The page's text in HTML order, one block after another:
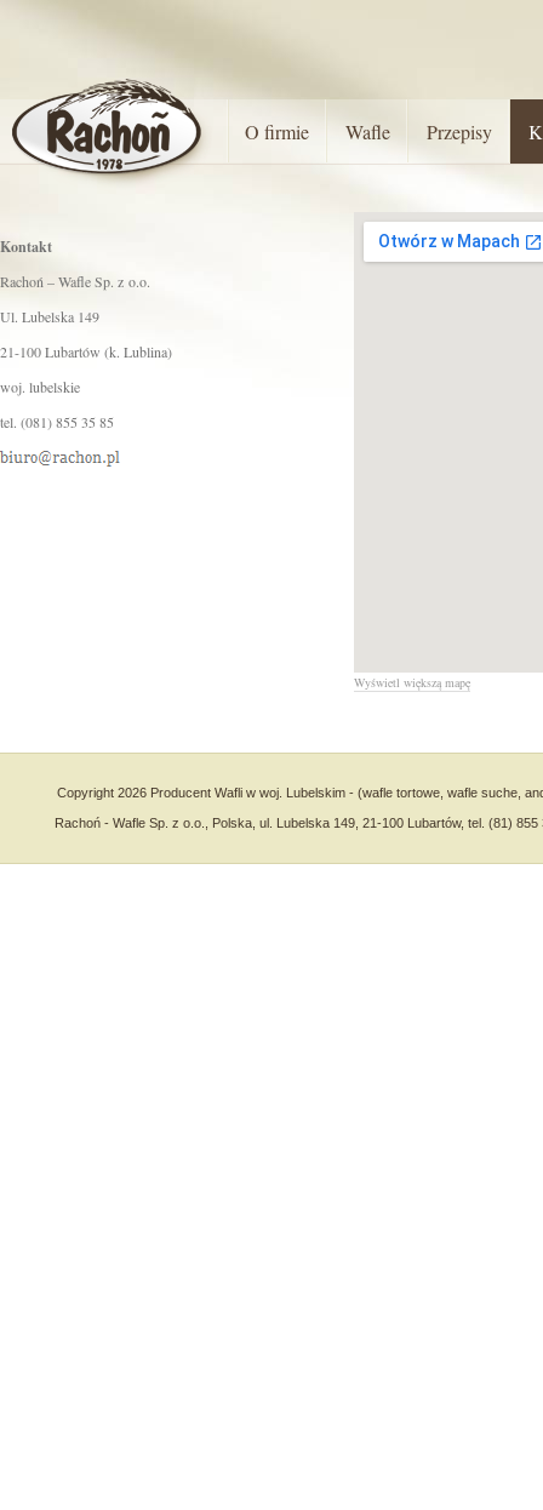
O firmie Wafle Przepisy
Kontakt
Rachoń – Wafle Sp. z o.o.
Ul. Lubelska 149
21-100 Lubartów (k. Lublina)
woj. lubelskie
tel. (081) 855 35 85
Wyświetl większą mapę
Copyright 2026 Producent Wafli w woj. Lubelskim - (wafle tortowe, wafle suche,
Rachoń - Wafle Sp. z o.o., Polska, ul. Lubelska 149, 21-100 Lubartów, tel. (81) 855